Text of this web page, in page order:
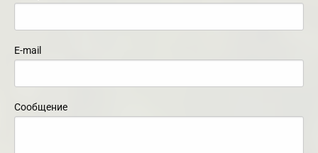
E-mail
Сообщение